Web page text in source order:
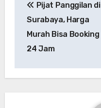
pos
Pijat Panggilan di
Surabaya, Harga
Murah Bisa Booking
24 Jam